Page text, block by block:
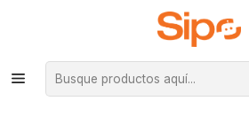
¡Compra hasta mediodía y recibe hoy! De lunes
Santiago. Envío gratis desde $29.990
Inicio Monitores
Monitor Gamer Ozone DSP24 240 hz de
Freesync